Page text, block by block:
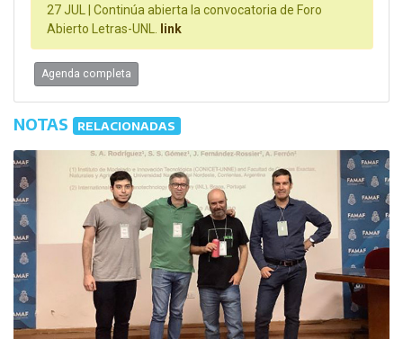
27 JUL | Continúa abierta la convocatoria de Foro
Abierto Letras-UNL. link
Agenda completa
NOTAS RELACIONADAS